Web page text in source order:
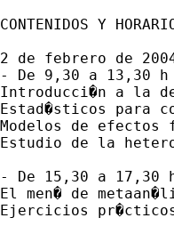
CONTENIDOS Y
2 de febrero de 2004:
- De 9,30 a 13,30 h
Introducci�n a la
Estad�sticos para
Modelos de
Estudio de la
- De 15,30 a 17,30
El men� de
Ejercicios